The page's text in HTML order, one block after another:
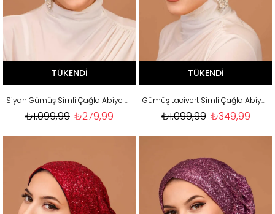
TÜKENDI
Siyah Gümüş Simli Çağla Abiye Hazır Türban Bone
₺279,99
₺1.099,99
TÜKENDI
Gümüş Lacivert Simli Çağla Abiye Hazır Türban Bone
₺349,99
₺1.099,99